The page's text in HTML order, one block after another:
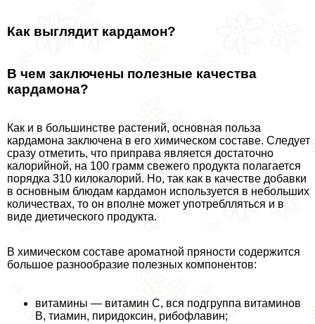
Как выглядит кардамон?
В чем заключены полезные качества
кардамона?
Как и в большинстве растений, основная польза
кардамона заключена в его химическом составе. Следует
сразу отметить, что приправа является достаточно
калорийной, на 100 грамм свежего продукта полагается
порядка 310 килокалорий. Но, так как в качестве добавки
в основным блюдам кардамон используется в небольших
количествах, то он вполне может употрeблляться и в
виде диетического продукта.
В химическом составе ароматной пряности содержится
большое разнообразие полезных компонентов:
витамины — витамин С, вся подгруппа витаминов
В, тиамин, пиридоксин, рибофлавин;